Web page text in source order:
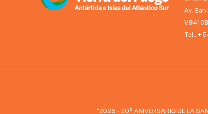
Av.
Tel.: +
"2026 - 20° ANIVERSARIO DE LA